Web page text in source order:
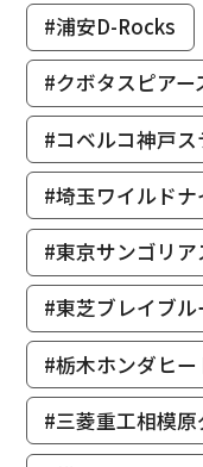
#浦安D-Rocks
#クボタスピア
#コベルコ神戸ス
#埼玉ワイルドナ
#東京サンゴリア
#東芝ブレイブ
#栃木ホンダヒー
#三菱重工相模